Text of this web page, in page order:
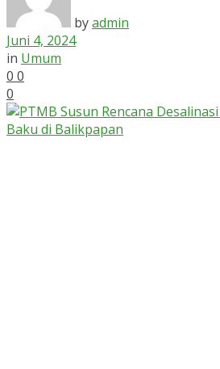
byadmin
Juni 4, 2024
in Umum
0 0
0